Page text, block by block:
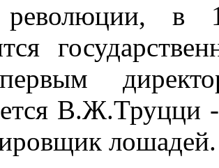
в
В.Ж.Труцци
лошадей.